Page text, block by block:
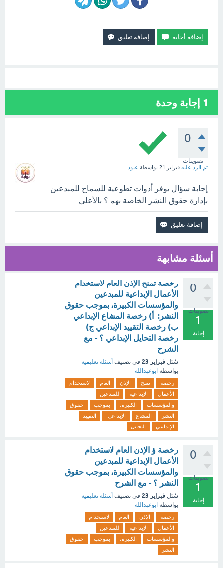
1 إجابة وحدة
0
تصويتات
تم الرد عليه فبراير 21 بواسطة عبود
إجابة سؤال يوفر أدوات تطوعية للسماح للمبدعين
بإدارة حقوق النشر الخاصة بهم ؟ بالأعلى.
أسئلة مشابهة
0
تصويتات
1
إجابة
رخصة تمنح الإذن العام لاستخدام
الأعمال الإبداعية للمبدعين
والمؤسسات الكبيرة، بموجب حقوق
النشر: أ) رخصة المشاع الإبداعي
ب) رخصة التقييد الإبداعي ج)
رخصة التحايل الإبداعي ؟ - مع
الشرح
سُئل فبراير 23 في تصنيف أسئلة تعليمية
بواسطة ابوعبدالله
رخصة تمنح الإذن العام
لاستخدام
الأعمال
الإبداعية
للمبدعين
والمؤسسات
الكبيرة، بموجب
حقوق
النشر
المشاع الإبداعي
التقييد
الإبداعي
التحايل
0
تصويتات
1
إجابة
رخصة ؤ الإذن العام لاستخدام
الأعمال الإبداعية للمبدعين
والمؤسسات الكبيرة، بموجب حقوق
النشر ؟ - مع الشرح
سُئل فبراير 23 في تصنيف أسئلة تعليمية
بواسطة ابوعبدالله
رخصة الإذن العام
لاستخدام
الأعمال
الإبداعية
للمبدعين
والمؤسسات
الكبيرة، بموجب
حقوق
النشر